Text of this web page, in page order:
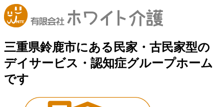
三重県鈴鹿市にある民家・古民家型の
デイサービス・認知症グループホーム
です